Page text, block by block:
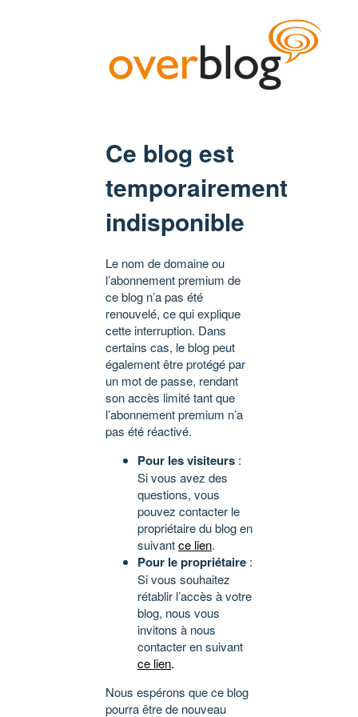
Ce blog est
temporairement
indisponible
Le nom de domaine ou
l’abonnement premium de
ce blog n’a pas été
renouvelé, ce qui explique
cette interruption. Dans
certains cas, le blog peut
également être protégé par
un mot de passe, rendant
son accès limité tant que
l’abonnement premium n’a
pas été réactivé.
Pour les visiteurs :
Si vous avez des
questions, vous
pouvez contacter le
propriétaire du blog en
suivantce lien.
Pour le propriétaire :
Si vous souhaitez
rétablir l’accès à votre
blog, nous vous
invitons à nous
contacter en suivant
ce lien.
Nous espérons que ce blog
pourra être de nouveau